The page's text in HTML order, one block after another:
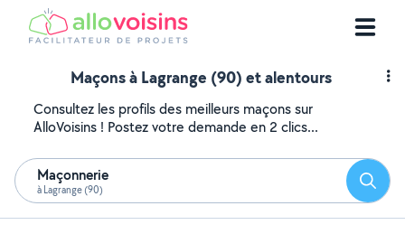
Maçons à Lagrange (90) et alentours
Consultez les profils des meilleurs maçons sur
AlloVoisins ! Postez votre demande en 2 clics...
Maçonnerie
à Lagrange (90)